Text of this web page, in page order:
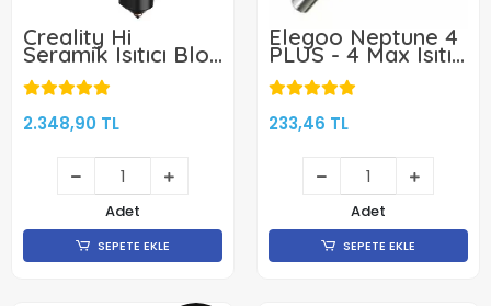
Creality Hi
Seramik Isıtıcı Blok
- Hotend Kiti -
Orijinal
2.348,90 TL
Adet
SEPETE EKLE
Elegoo Neptune 4
PLUS - 4 Max Isıtıcı
Blok
233,46 TL
Adet
SEPETE EKLE